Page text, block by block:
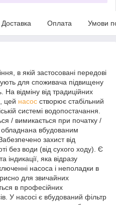
Доставка Оплата Умови
в якій застосовані передові
для споживача підвищену
На відміну від традиційних
цей насос створює стабільний
системі водопостачання.
/ вимикається при початку /
вбудованим
захист від
без води (від сухого ходу). Є
яка відразу
насоса і неполадки в
для звичайних
в професійних
У насосі є вбудований фільтр